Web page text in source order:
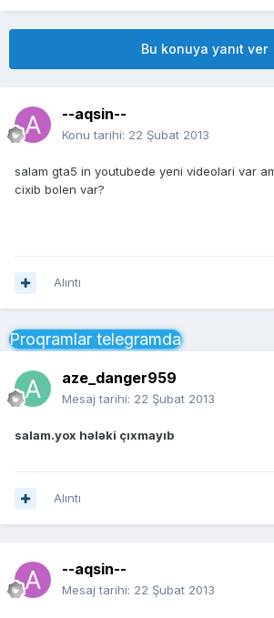
Bu konuya yanıt ver
--aqsin--
Konu tarihi: 22 Şubat 2013
salam gta5 in youtubede yeni videolari var
cixib bolen var?
Alıntı
Proqramlar telegramda
aze_danger959
Mesaj tarihi: 22 Şubat 2013
salam.yox hələki çıxmayıb
Alıntı
--aqsin--
Mesaj tarihi: 22 Şubat 2013